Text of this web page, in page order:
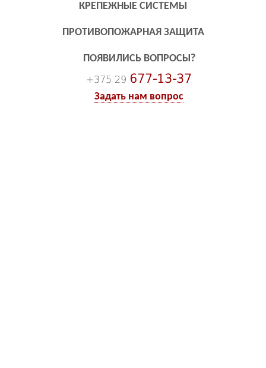
КРЕПЕЖНЫЕ СИСТЕМЫ
ПРОТИВОПОЖАРНАЯ ЗАЩИТА
ПОЯВИЛИСЬ ВОПРОСЫ?
+375 29 677-13-37
Задать нам вопрос